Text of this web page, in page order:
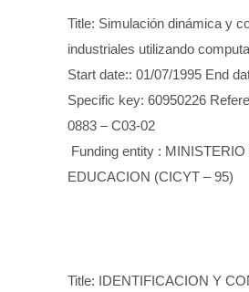
Title: Simulación dinámica y
industriales utilizando
Start date:: 01/07/1995 End
Specific key: 60950226
0883 – C03-02
Funding entity : MINISTERIO
EDUCACION (CICYT – 95)
Title: IDENTIFICACION Y